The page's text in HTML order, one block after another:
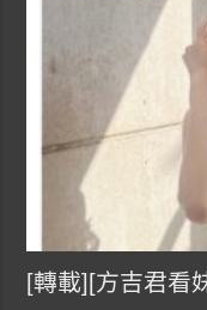
[轉載][方吉君看